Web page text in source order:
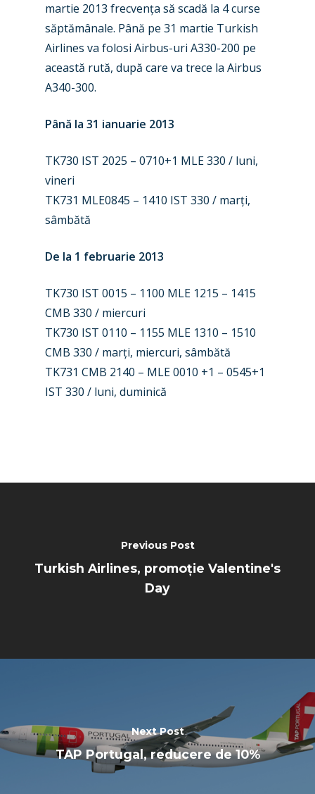
martie 2013 frecvența să scadă la 4 curse
săptămânale. Până pe 31 martie Turkish
Airlines va folosi Airbus-uri A330-200 pe
această rută, după care va trece la Airbus
A340-300.
Până la 31 ianuarie 2013
TK730 IST 2025 – 0710+1 MLE 330 / luni,
vineri
TK731 MLE0845 – 1410 IST 330 / marți,
sâmbătă
De la 1 februarie 2013
TK730 IST 0015 – 1100 MLE 1215 – 1415
CMB 330 / miercuri
TK730 IST 0110 – 1155 MLE 1310 – 1510
CMB 330 / marți, miercuri, sâmbătă
TK731 CMB 2140 – MLE 0010 +1 – 0545+1
IST 330 / luni, duminică
Previous Post
Turkish Airlines, promoție Valentine's
Day
Next Post
TAP Portugal, reducere de 10%
Industry
Paris 2023
Farnborough 2022
Dubai 2019
Jobs
Contact